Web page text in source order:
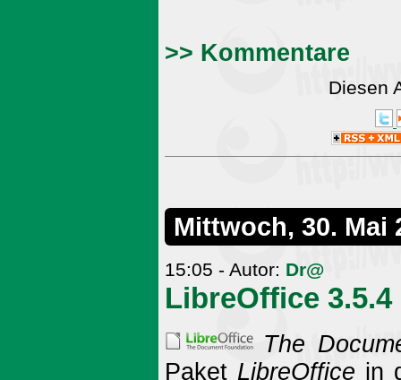
>> Kommentare
Diesen
Mittwoch, 30. Mai
15:05 - Autor: Dr@
LibreOffice 3.5.4
The
Paket LibreOffice in